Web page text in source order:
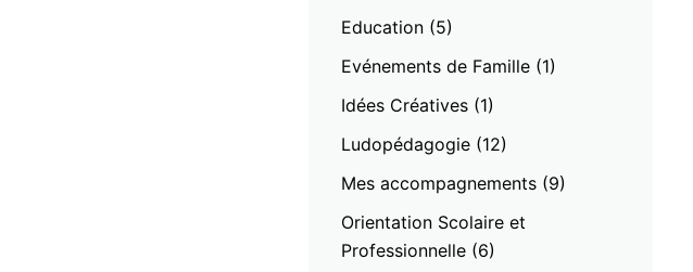
Education(5)
Evénements de Famille(1)
Idées Créatives(1)
Ludopédagogie(12)
Mes accompagnements(9)
Orientation Scolaire et
Professionnelle(6)